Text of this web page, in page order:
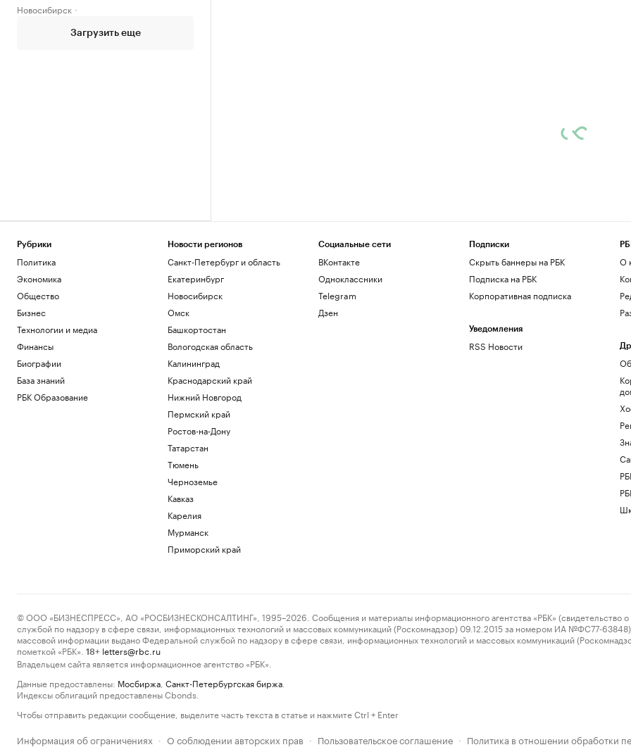
Новосибирск
Загрузить еще
Рубрики
Политика
Экономика
Общество
Бизнес
Технологии и медиа
Финансы
Биографии
База знаний
РБК Образование
Новости регионов
Санкт-Петербург и область
Екатеринбург
Новосибирск
Омск
Башкортостан
Вологодская область
Калининград
Краснодарский край
Нижний Новгород
Пермский край
Ростов-на-Дону
Татарстан
Тюмень
Черноземье
Кавказ
Карелия
Мурманск
Приморский край
Социальные сети
ВКонтакте
Одноклассники
Telegram
Дзен
Подписки
Скрыть баннеры на РБК
Подписка на РБК
Корпоративная подписка
Уведомления
RSS Новости
О
© ООО «БИЗНЕСПРЕСС», АО «РОСБИЗНЕСКОНСАЛТИНГ», 1995–2026. Сообщения и материалы информационного агентства «РБК» (свидетельство о
службой по надзору в сфере связи, информационных технологий и массовых коммуникаций (Роскомнадзор) 09.12.2015 за номером ИА №ФС77-63848)
массовой информации выдано Федеральной службой по надзору в сфере связи, информационных технологий и массовых коммуникаций
пометкой «РБК».
18+ letters@rbc.ru
Владельцем сайта является информационное агентство «РБК».
Данные предоставлены: Мосбиржа Санкт-Петербургская биржа
Индексы облигаций предоставлены Cbonds.
Чтобы отправить редакции сообщение, выделите часть текста в статье и нажмите Ctrl + Enter
Информация об ограничениях · О соблюдении авторских прав · Пользовательское соглашение · Политика в отношении обработки